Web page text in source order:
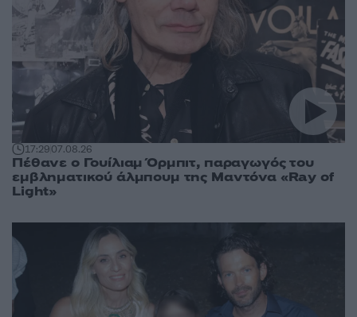
17:2907.08.26
Πέθανε ο Γουίλιαμ Όρμπιτ, παραγωγός του
εμβληματικού άλμπουμ της Μαντόνα «Ray of
Light»